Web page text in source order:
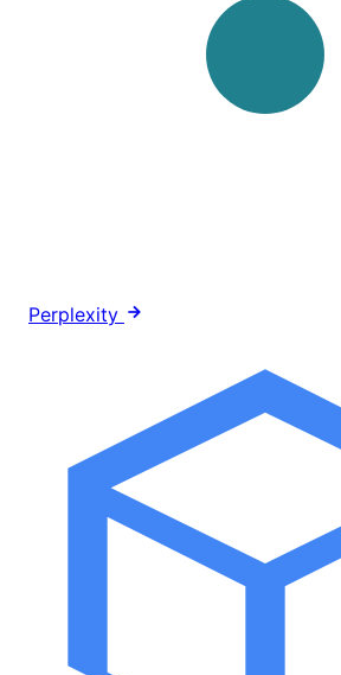
Perplexity